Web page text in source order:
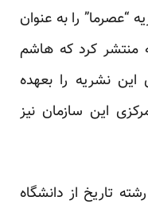
“عصرما” را به عنوان
منتشر کرد که هاشم
نشریه را بعهده
این سازمان نیز
در رشته تاریخ از دانشگاه